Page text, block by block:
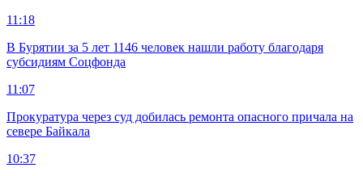
11:18
В Бурятии за 5 лет 1146 человек нашли работу благодаря
субсидиям Соцфонда
11:07
Прокуратура через суд добилась ремонта опасного причала на
севере Байкала
10:37